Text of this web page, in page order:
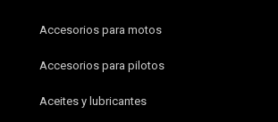
Accesorios para motos
Accesorios para pilotos
Aceites y lubricantes